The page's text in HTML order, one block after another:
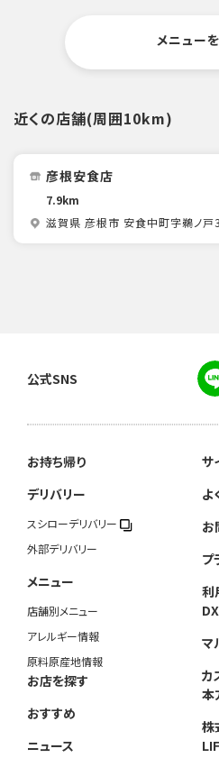
メニュー
近くの店舗(周囲10km)
彦根安食店
7.9km
滋賀県 彦根市 安食中町字鵜ノ
公式SNS
お持ち帰り
デリバリー
スシローデリバリー
外部デリバリー
メニュー
店舗別メニュー
アレルギー情報
原料原産地情報
お店を探す
おすすめ
ニュース
サ
よ
お
プ
利
マ
カ
本
株